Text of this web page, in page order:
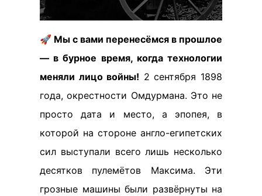
🚀 Мы с вами перенесёмся в прошлое
— в бурное время, когда технологии
меняли лицо войны! 2 сентября 1898
года, окрестности Омдурмана. Это не
просто дата и место, а эпопея, в
которой на стороне англо-египетских
сил выступали всего лишь несколько
десятков пулемётов Максима. Эти
грозные машины были развёрнуты на